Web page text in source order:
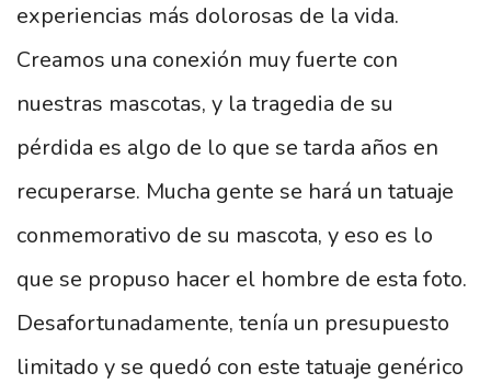
experiencias más dolorosas de la vida.
Creamos una conexión muy fuerte con
nuestras mascotas, y la tragedia de su
pérdida es algo de lo que se tarda años en
recuperarse. Mucha gente se hará un tatuaje
conmemorativo de su mascota, y eso es lo
que se propuso hacer el hombre de esta foto.
Desafortunadamente, tenía un presupuesto
limitado y se quedó con este tatuaje genérico